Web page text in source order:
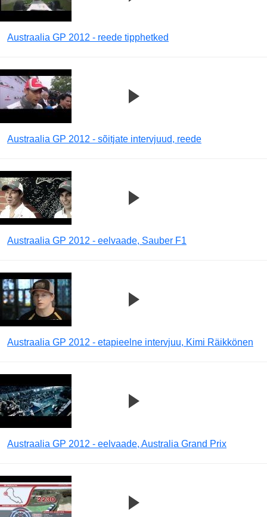
Austraalia GP 2012 - reede tipphetked
Austraalia GP 2012 - sõitjate intervjuud, reede
Austraalia GP 2012 - eelvaade, Sauber F1
Austraalia GP 2012 - etapieelne intervjuu, Kimi Räikkönen
Austraalia GP 2012 - eelvaade, Australia Grand Prix